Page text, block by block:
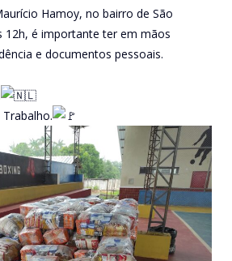
Hamoy, no bairro de São
12h, é importante ter em mãos
e documentos pessoais.